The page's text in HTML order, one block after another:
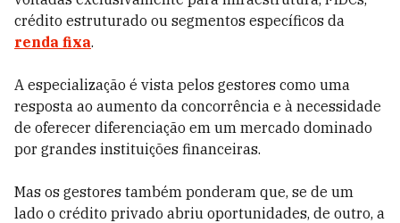
crédito estruturado ou segmentos específicos da
renda fixa.
A especialização é vista pelos gestores como uma
resposta ao aumento da concorrência e à necessidade
de oferecer diferenciação em um mercado dominado
por grandes instituições financeiras.
Mas os gestores também ponderam que, se de um
lado o crédito privado abriu oportunidades, de outro, a